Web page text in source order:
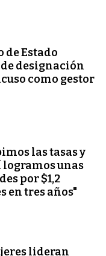
de Estado
designación
como gestor
las tasas y
logramos unas
por $1,2
en tres años"
lideran